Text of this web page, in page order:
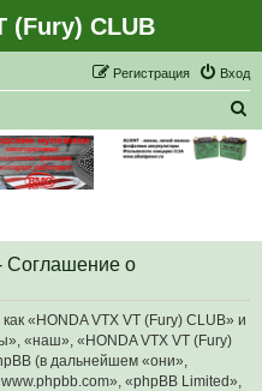
(Fury) CLUB
Вход
Регистрация
Соглашение о
«HONDA VTX VT (Fury) CLUB» и
«наш», «HONDA VTX VT (Fury)
(в дальнейшем «они»,
«phpBB Limited»,